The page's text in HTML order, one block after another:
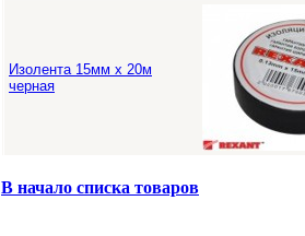
Изолента 15мм х 20м
черная
В начало списка товаров